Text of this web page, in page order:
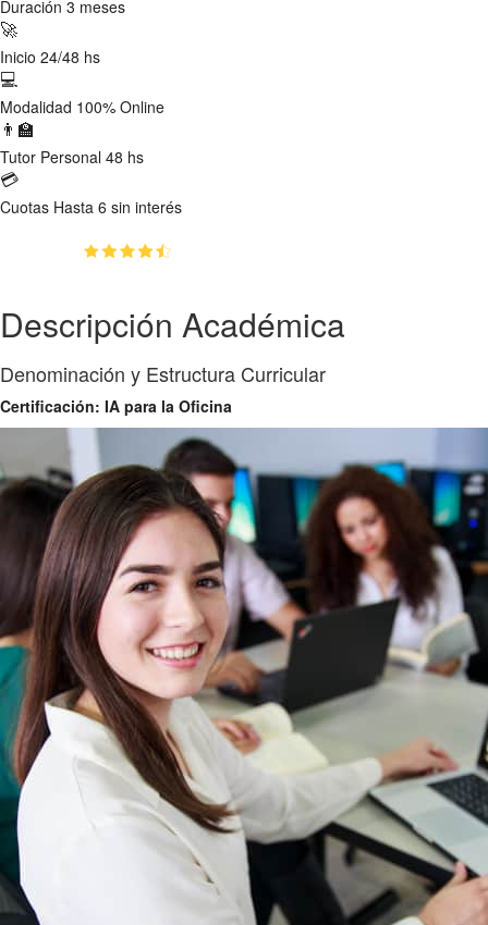
Duración 3 meses
🚀
Inicio 24/48 hs
💻
Modalidad 100% Online
👨‍🏫
Tutor Personal 48 hs
💳
Cuotas Hasta 6 sin interés
Descripción Académica
Denominación y Estructura Curricular
Certificación: IA para la Oficina